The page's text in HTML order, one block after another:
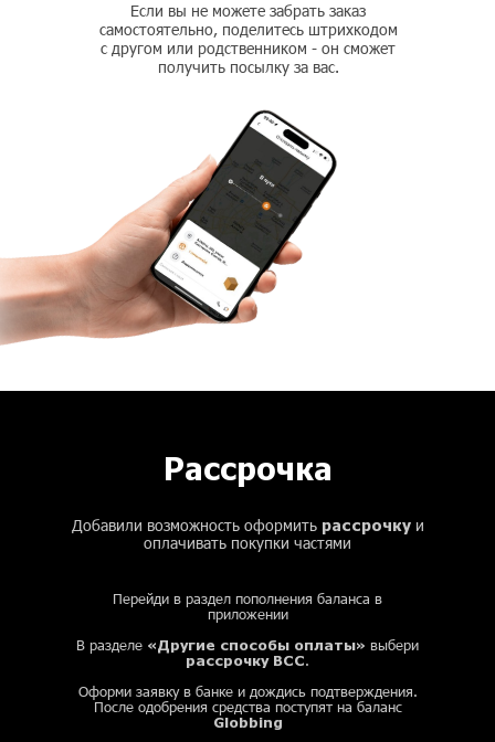
Если вы не можете забрать заказ
самостоятельно, поделитесь штрихкодом
с другом или родственником - он сможет
получить посылку за вас.
Перейди в раздел пополнения баланса в
приложении
В разделе «Другие способы оплаты» выбери
рассрочку BCC.
Оформи заявку в банке и дождись подтверждения.
После одобрения средства поступят на баланс
Globbing
Добавили возможность оформить рассрочкуи
оплачивать покупки частями
Рассрочка